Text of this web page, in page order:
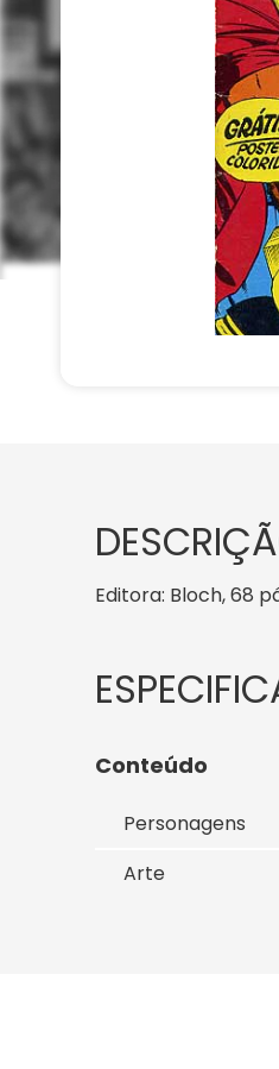
Editora: Bloch, 68
Conteúdo
Personagens
Arte